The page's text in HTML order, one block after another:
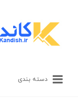
دسته بندی